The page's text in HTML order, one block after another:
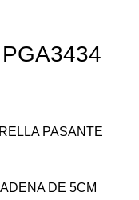
PASANTE
DE 5CM